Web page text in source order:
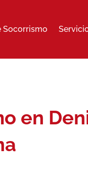
Socorrismo
en